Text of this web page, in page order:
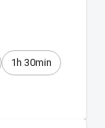
1h 30min